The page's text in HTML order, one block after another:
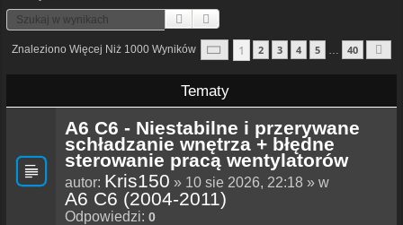
Szukaj
Znaleziono Więcej Niż 1000 Wyników Strona1 40
1 2 3 4 5 40
Tematy
A6 C6 - Niestabilne i przerywane
schładzanie wnętrza + błędne
sterowanie pracą wentylatorów
autor: Kris150 » 10 sie 2026, 22:18 » w
A6 C6 (2004-2011)
Odpowiedzi: 0